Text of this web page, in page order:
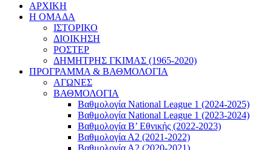
ΑΡΧΙΚΗ
Η ΟΜΑΔΑ
ΙΣΤΟΡΙΚΟ
ΔΙΟΙΚΗΣΗ
ΡΟΣΤΕΡ
ΔΗΜΗΤΡΗΣ ΓΚΙΜΑΣ (1965-2020)
ΠΡΟΓΡΑΜΜΑ & ΒΑΘΜΟΛΟΓΙΑ
ΑΓΩΝΕΣ
ΒΑΘΜΟΛΟΓΙΑ
Βαθμολογία National League 1 (2024-2025)
Βαθμολογία National League 1 (2023-2024)
Βαθμολογία Β’ Εθνικής (2022-2023)
Βαθμολογία Α2 (2021-2022)
Βαθμολογία Α2 (2020-2021)